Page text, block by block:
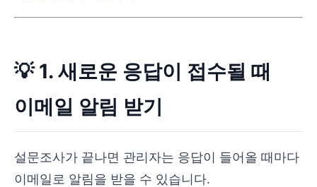
💡 1. 새로운 응답이 접수될 때
이메일 알림 받기
설문조사가 끝나면 관리자는 응답이 들어올 때마다
이메일로 알림을 받을 수 있습니다.